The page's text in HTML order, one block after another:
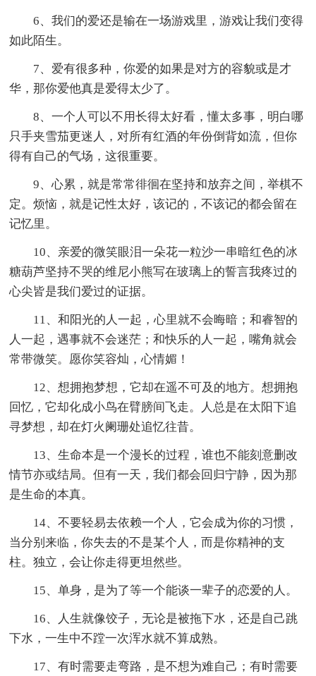
6、我们的爱还是输在一场游戏里，游戏让我们变得
如此陌生。
7、爱有很多种，你爱的如果是对方的容貌或是才
华，那你爱他真是爱得太少了。
8、一个人可以不用长得太好看，懂太多事，明白哪
只手夹雪茄更迷人，对所有红酒的年份倒背如流，但你
得有自己的气场，这很重要。
9、心累，就是常常徘徊在坚持和放弃之间，举棋不
定。烦恼，就是记性太好，该记的，不该记的都会留在
记忆里。
10、亲爱的微笑眼泪一朵花一粒沙一串暗红色的冰
糖葫芦坚持不哭的维尼小熊写在玻璃上的誓言我疼过的
心尖皆是我们爱过的证据。
11、和阳光的人一起，心里就不会晦暗；和睿智的
人一起，遇事就不会迷茫；和快乐的人一起，嘴角就会
常带微笑。愿你笑容灿，心情媚！
12、想拥抱梦想，它却在遥不可及的地方。想拥抱
回忆，它却化成小鸟在臂膀间飞走。人总是在太阳下追
寻梦想，却在灯火阑珊处追忆往昔。
13、生命本是一个漫长的过程，谁也不能刻意删改
情节亦或结局。但有一天，我们都会回归宁静，因为那
是生命的本真。
14、不要轻易去依赖一个人，它会成为你的习惯，
当分别来临，你失去的不是某个人，而是你精神的支
柱。独立，会让你走得更坦然些。
15、单身，是为了等一个能谈一辈子的恋爱的人。
16、人生就像饺子，无论是被拖下水，还是自己跳
下水，一生中不蹚一次浑水就不算成熟。
17、有时需要走弯路，是不想为难自己；有时需要